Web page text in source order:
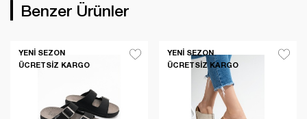
Benzer Ürünler
YENI SEZON
ÜCRETSIZ KARGO
YENI SEZON
ÜCRETSIZ KARGO